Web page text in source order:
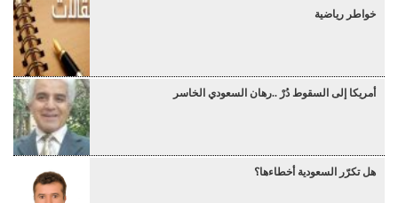
خواطر رياضية
أمريكا إلى السقوط دُرْ ..رهان السعودي الخاسر
هل تكرّر السعودية أخطاءها؟